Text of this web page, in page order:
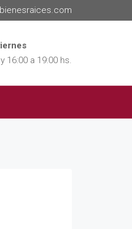
16:00 a 19:00 hs.